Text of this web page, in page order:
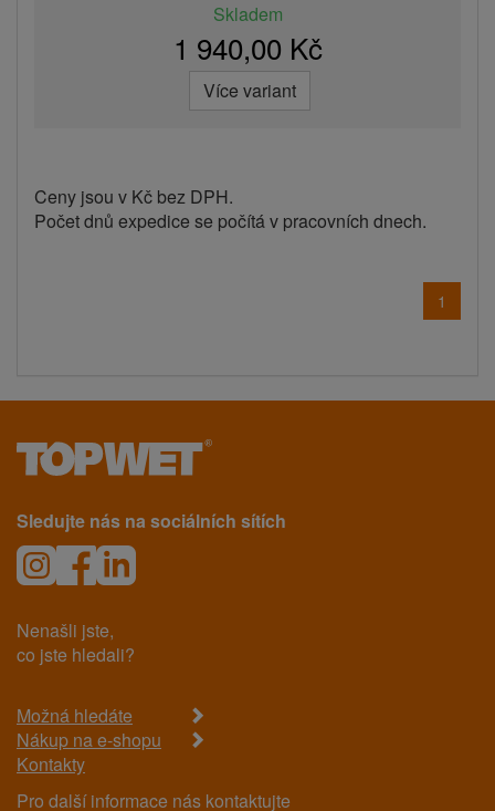
Skladem
1 940,00 Kč
Více variant
Ceny jsou v Kč bez DPH.
Počet dnů expedice se počítá v pracovních dnech.
1
Sledujte nás na sociálních sítích
Nenašli jste,
co jste hledali?
Možná hledáte
Nákup na e-shopu
Kontakty
Pro další informace nás kontaktujte